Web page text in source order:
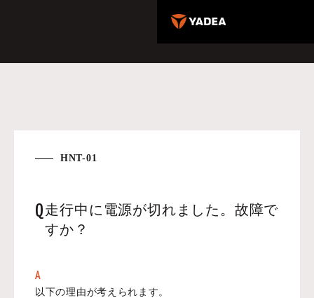
HNT-01
Q走行中に電源が切れました。故障で
すか？
A
以下の理由が考えられます。